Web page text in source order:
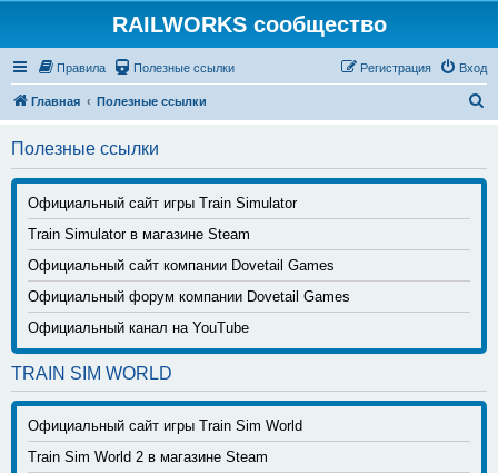
RAILWORKS сообщество
Правила Полезные ссылки Вход
Регистрация
Главная Полезные ссылки
с
Полезные ссылки
Официальный сайт игры Train Simulator
Train Simulator в магазине Steam
Официальный сайт компании Dovetail Games
Официальный форум компании Dovetail Games
Официальный канал на YouTube
TRAIN SIM WORLD
Официальный сайт игры Train Sim World
Train Sim World 2 в магазине Steam